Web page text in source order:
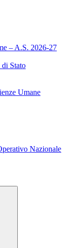
– A.S. 2026-27
di Stato
Umane
Nazionale